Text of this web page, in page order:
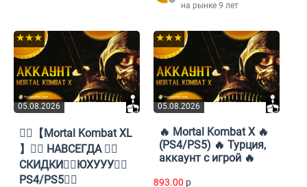
на рынке 9 лет
05.08.2026
★★★
❤️‍🔥【Mortal Kombat XL
】❤️‍🔥 НАВСЕГДА ❤️‍🔥
СКИДКИ❤️‍🔥ЮХУУУ❤️‍🔥
PS4/PS5❤️‍🔥
05.08.2026
★★★
🔥 Mortal Kombat X 🔥
(PS4/PS5) 🔥 Турция,
аккаунт с игрой 🔥
893.00 p